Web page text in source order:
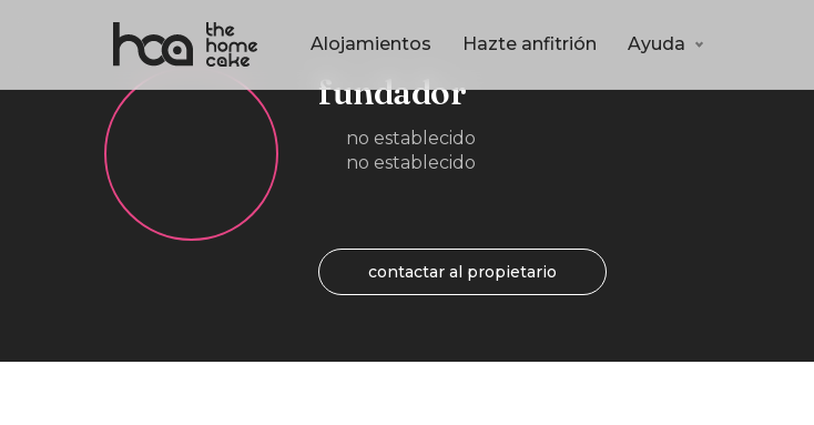
Alojamientos Hazte anfitrión Ayuda
fundador
no establecido
no establecido
contactar al propietario